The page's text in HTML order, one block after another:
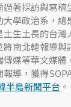
過著採訪與寫
大學政治系，總
土生土長的台灣
將南北韓報導與
傳媒等華文媒體
導，獲得
半島新聞平台 。